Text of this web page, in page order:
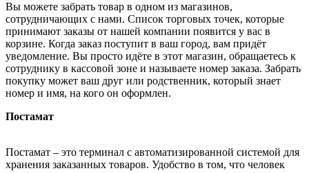
Вы можете забрать товар в одном из магазинов,
сотрудничающих с нами. Список торговых точек, которые
принимают заказы от нашей компании появится у вас в
корзине. Когда заказ поступит в ваш город, вам придёт
уведомление. Вы просто идёте в этот магазин, обращаетесь к
сотруднику в кассовой зоне и называете номер заказа. Забрать
покупку может ваш друг или родственник, который знает
номер и имя, на кого он оформлен.
Постамат
Постамат – это терминал с автоматизированной системой для
хранения заказанных товаров. Удобство в том, что человек